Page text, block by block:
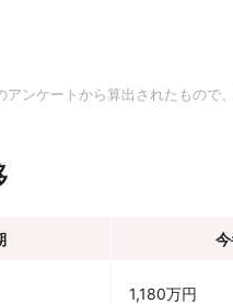
ンケートから算出されたもので
1,180万円